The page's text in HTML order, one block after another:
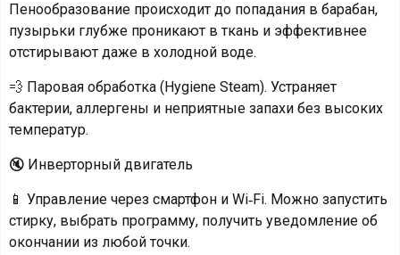
Пенообразование происходит до попадания в барабан,
пузырьки глубже проникают в ткань и эффективнее
отстирывают даже в холодной воде.
💨 Паровая обработка (Hygiene Steam). Устраняет
бактерии, аллергены и неприятные запахи без высоких
температур.
🔇 Инверторный двигатель
📱 Управление через смартфон и Wi‑Fi. Можно запустить
стирку, выбрать программу, получить уведомление об
окончании из любой точки.